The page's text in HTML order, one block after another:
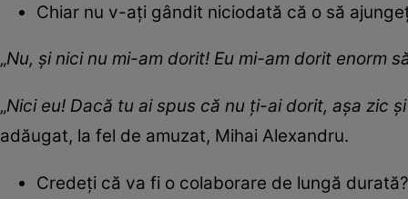
Chiar nu v-ați gândit niciodată că o să
„Nu, și nici nu mi-am dorit! Eu mi-am dorit enorm
„Nici eu! Dacă tu ai spus că nu ți-ai dorit, așa zic
adăugat, la fel de amuzat, Mihai Alexandru.
Credeți că va fi o colaborare de lungă durată?